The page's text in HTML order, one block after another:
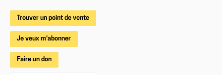
Trouver un point de vente
Je veux m'abonner
Faire un don